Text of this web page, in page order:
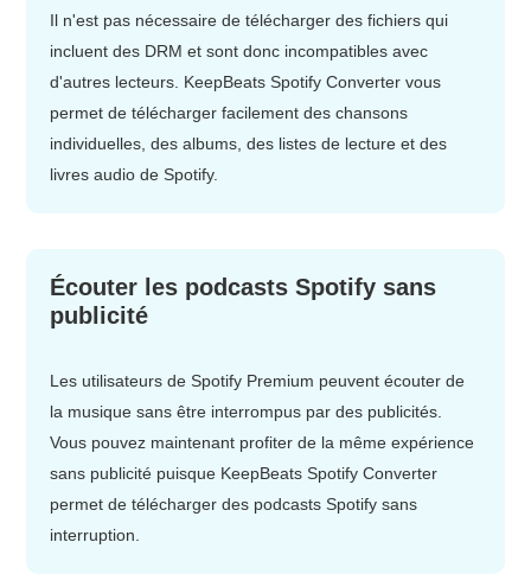
Il n'est pas nécessaire de télécharger des fichiers qui
incluent des DRM et sont donc incompatibles avec
d'autres lecteurs. KeepBeats Spotify Converter vous
permet de télécharger facilement des chansons
individuelles, des albums, des listes de lecture et des
livres audio de Spotify.
Écouter les podcasts Spotify sans
publicité
Les utilisateurs de Spotify Premium peuvent écouter de
la musique sans être interrompus par des publicités.
Vous pouvez maintenant profiter de la même expérience
sans publicité puisque KeepBeats Spotify Converter
permet de télécharger des podcasts Spotify sans
interruption.